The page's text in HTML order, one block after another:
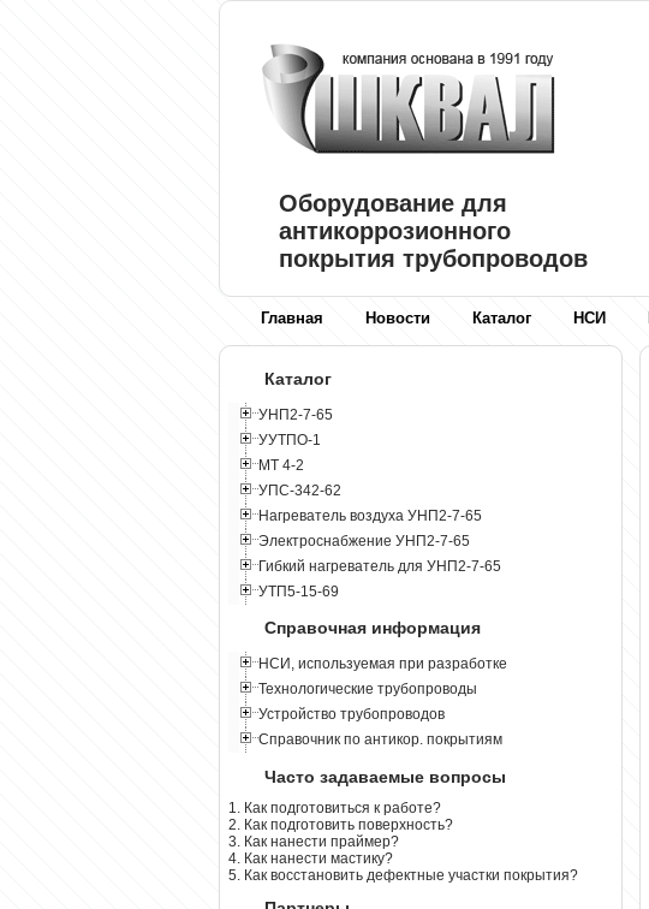
Оборудование для
антикоррозионного
покрытия трубопроводов
Главная Новости Каталог НСИ
Каталог
УНП2-7-65
УУТПО-1
МТ 4-2
УПС-342-62
Нагреватель воздуха УНП2-7-65
Электроснабжение УНП2-7-65
Гибкий нагреватель для УНП2-7-65
УТП5-15-69
Справочная информация
НСИ, используемая при разработке
Технологические трубопроводы
Устройство трубопроводов
Справочник по антикор. покрытиям
Часто задаваемые вопросы
1. Как подготовиться к работе?
2. Как подготовить поверхность?
3. Как нанести праймер?
4. Как нанести мастику?
5. Как восстановить дефектные участки покрытия?